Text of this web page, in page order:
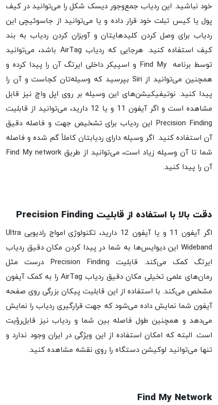
خود نباشید. این ردیاب جمع‌وجور دیسک شکل را می‌توانید در کیف
پول یا کیس تبلت خود قرار داده و یا می‌توانید از جاسوئیچی این
ردیاب برای وصل کردن کلیدهایتان و آویزان کردن ردیاب به بند
کیف استفاده کنید. هرجایی که ردیاب AirTag باشد، می‌توانید
توسط برنامه Find My و اسپیکر داخلی ایرتگ آن را پیدا کرده و
همچنین می‌توانید از Siri بپرسید که وسیله‌تان کجاست و آن را
پیدا کنید. نوتیفیکیشن‌های این وسیله بر روی اپل واچ نیز قابل
مشاهده است و اگر آیفون 11 و یا 12 دارید، می‌توانید از قابلیت
Precision Finding این ردیاب برای تشخیص جهت و فاصله دقیق
آن استفاده کنید. اگر وسیله‌ دارای ردیابتان کاملاً گم شده و فاصله
شما تا آن وسیله زیاد است، می‌توانید از طریق Find My network
آن را پیدا کنید.
دقت بالا با استفاده از قابلیت Precision Finding
اگر آیفون 11 و یا آیفون 12 دارید، تکنولوژی امواج رادیویی Ultra
Wideband این دیوایس‌ها به شما در پیدا کردن مکان دقیق ردیاب
ایرتگ کمک می‌کند. قابلیت Precision Finding درست مثل
رمان‌های علمی تخیلی مکان دقیق ردیاب AirTag را به کمک آیفون
مشخص می‌کند. با استفاده از این قابلیت پیکان بزرگی روی صفحه
آیفون شما نمایش داده می‌شود که جهت قرارگیری ردیاب را نمایش
می‌دهد و همچنین طول فاصله بین شما و ردیاب نیز قابل‌رؤیت
است. البته که امکان استفاده از این ویژگی در ایران وجود ندارد و
تنها می‌توانید لوکیشن دستگاه را روی نقشه مشاهده کنید.
Find My Network